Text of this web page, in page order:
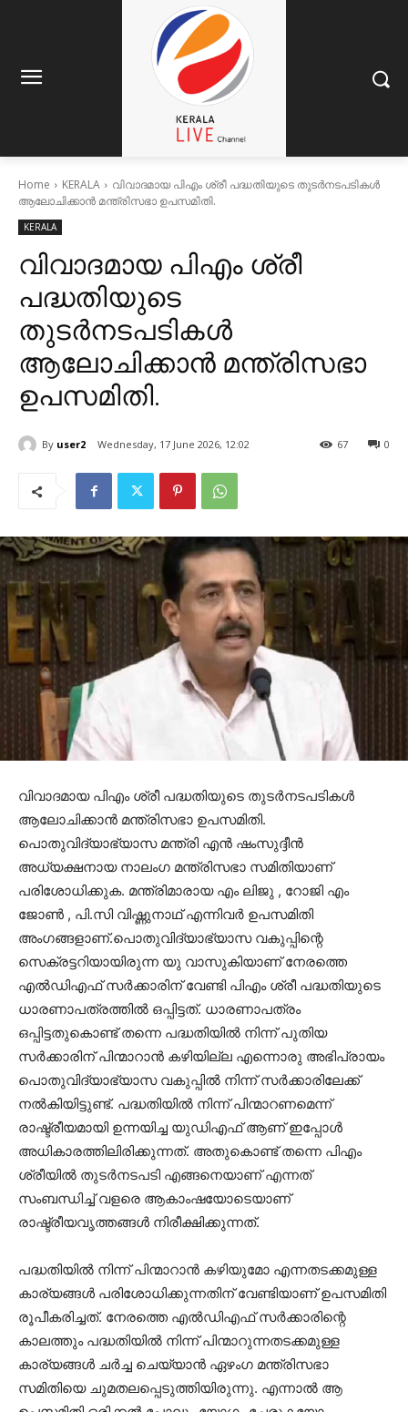
Home KERALA
വിവാദമായ പിഎം ശ്രീ പദ്ധതിയുടെ തുടര്‍നടപടികള്‍
ആലോചിക്കാന്‍ മന്ത്രിസഭാ ഉപസമിതി.
KERALA
വിവാദമായ പിഎം ശ്രീ
പദ്ധതിയുടെ
തുടര്‍നടപടികള്‍
ആലോചിക്കാന്‍ മന്ത്രിസഭാ
ഉപസമിതി.
By user2 Wednesday, 17 June 2026, 12:02 0
67
വിവാദമായ പിഎം ശ്രീ പദ്ധതിയുടെ തുടര്‍നടപടികള്‍
ആലോചിക്കാന്‍ മന്ത്രിസഭാ ഉപസമിതി.
പൊതുവിദ്യാഭ്യാസ മന്ത്രി എന്‍ ഷംസുദ്ദീന്‍
അധ്യക്ഷനായ നാലംഗ മന്ത്രിസഭാ സമിതിയാണ്
പരിശോധിക്കുക. മന്ത്രിമാരായ എം ലിജു , റോജി എം
ജോണ്‍ , പി.സി വിഷ്ണുനാഥ് എന്നിവര്‍ ഉപസമിതി
അംഗങ്ങളാണ്.പൊതുവിദ്യാഭ്യാസ വകുപ്പിന്റെ
സെക്രട്ടറിയായിരുന്ന യു വാസുകിയാണ് നേരത്തെ
എല്‍ഡിഎഫ് സര്‍ക്കാരിന് വേണ്ടി പിഎം ശ്രീ പദ്ധതിയുടെ
ധാരണാപത്രത്തില്‍ ഒപ്പിട്ടത്. ധാരണാപത്രം
ഒപ്പിട്ടതുകൊണ്ട് തന്നെ പദ്ധതിയില്‍ നിന്ന് പുതിയ
സര്‍ക്കാരിന് പിന്മാറാന്‍ കഴിയില്ല എന്നൊരു അഭിപ്രായം
പൊതുവിദ്യാഭ്യാസ വകുപ്പില്‍ നിന്ന് സര്‍ക്കാരിലേക്ക്
നല്‍കിയിട്ടുണ്ട്. പദ്ധതിയില്‍ നിന്ന് പിന്മാറണമെന്ന്
രാഷ്ട്രീയമായി ഉന്നയിച്ച യുഡിഎഫ് ആണ് ഇപ്പോള്‍
അധികാരത്തിലിരിക്കുന്നത്. അതുകൊണ്ട് തന്നെ പിഎം
ശ്രീയില്‍ തുടര്‍നടപടി എങ്ങനെയാണ് എന്നത്
സംബന്ധിച്ച് വളരെ ആകാംഷയോടെയാണ്
രാഷ്ട്രീയവൃത്തങ്ങള്‍ നിരീക്ഷിക്കുന്നത്.
പദ്ധതിയില്‍ നിന്ന് പിന്മാറാന്‍ കഴിയുമോ എന്നതടക്കമുള്ള
കാര്യങ്ങള്‍ പരിശോധിക്കുന്നതിന് വേണ്ടിയാണ് ഉപസമിതി
രൂപീകരിച്ചത്. നേരത്തെ എല്‍ഡിഎഫ് സര്‍ക്കാരിന്റെ
കാലത്തും പദ്ധതിയില്‍ നിന്ന് പിന്മാറുന്നതടക്കമുള്ള
കാര്യങ്ങള്‍ ചര്‍ച്ച ചെയ്യാന്‍ ഏഴംഗ മന്ത്രിസഭാ
സമിതിയെ ചുമതലപ്പെടുത്തിയിരുന്നു. എന്നാല്‍ ആ